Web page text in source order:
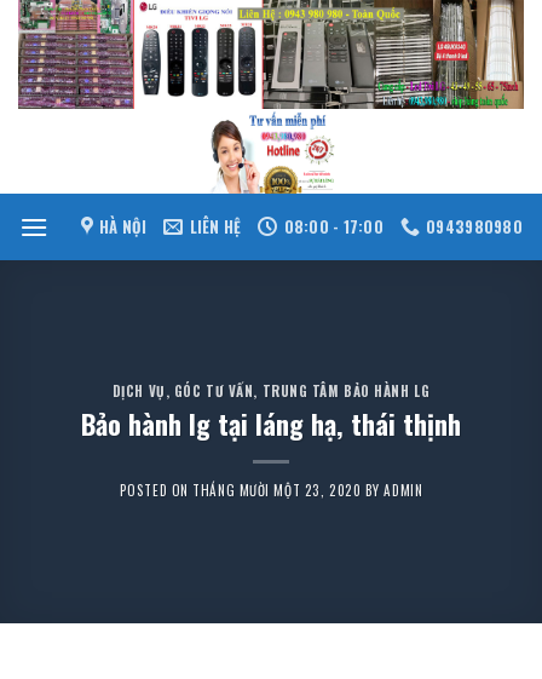
Skip
content
HÀ NỘI LIÊN HỆ 08:00 - 17:00 0943980980
DỊCH VỤ, GÓC TƯ VẤN, TRUNG TÂM BẢO HÀNH LG
Bảo hành lg tại láng hạ, thái thịnh
POSTED ON THÁNG MƯỜI MỘT 23, 2020 BYADMIN